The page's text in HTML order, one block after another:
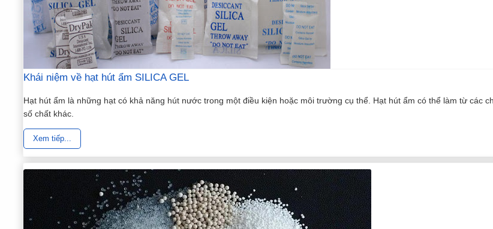
Khái niệm về hạt hút ẩm SILICA GEL
Hạt hút ẩm là những hạt có khả năng hút nước trong một điều kiện hoặc môi trường cụ thể. Hạt hút ẩm có thể làm từ các
số chất khác.
Xem tiếp...